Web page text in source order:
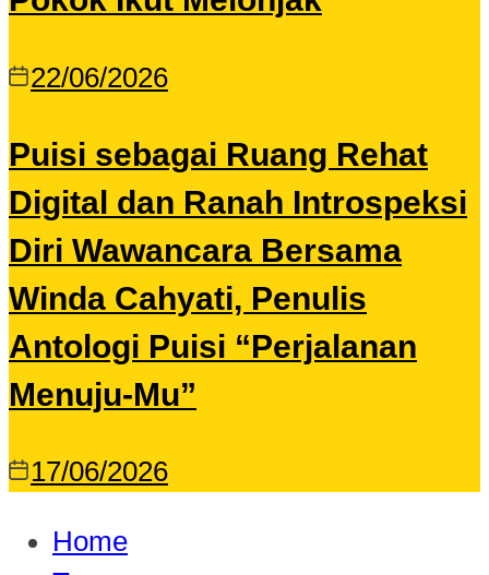
22/06/2026
Puisi sebagai Ruang Rehat
Digital dan Ranah Introspeksi
Diri Wawancara Bersama
Winda Cahyati, Penulis
Antologi Puisi “Perjalanan
Menuju-Mu”
17/06/2026
Home